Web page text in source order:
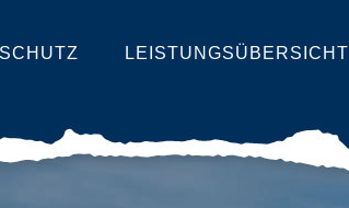
LEISTUNGSÜBERSICHT